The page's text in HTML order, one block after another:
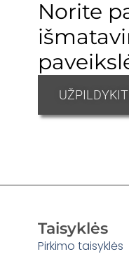
Norite
Taisyklės
Pirkimo taisyklės